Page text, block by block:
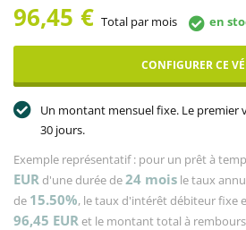
96,45 € Total par mois en
CONFIGURER CE
Un montant mensuel fixe. Le premier
30 jours.
Exemple représentatif : pour un prêt à
EURd'une durée de24 mois le taux
de 15.50%, le taux d'intérêt débiteur fixe
96,45 EURet le montant total à